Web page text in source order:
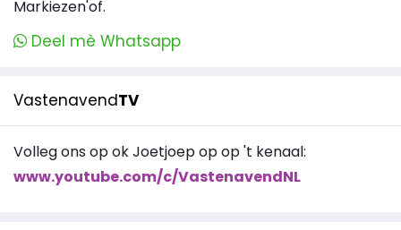
Markiezen'of.
Deel mè Whatsapp
VastenavendTV
Volleg ons op ok Joetjoep op op 't kenaal:
www.youtube.com/c/VastenavendNL